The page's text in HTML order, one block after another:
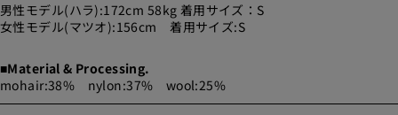
男性モデル(ハラ):172cm 58kg 着用サイズ：S
女性モデル(マツオ):156cm 着用サイズ:S
■Material & Processing.
mohair:38% nylon:37% wool:25%